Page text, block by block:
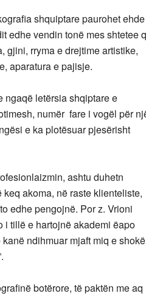
shquiptare paurohet ehde
edhe vendin tonë mes shtetee
gjini, rryma e drejtime artistike,
aparatura e pajisje.
ngaqë letërsia shqiptare e
numër fare i vogël për
e ka plotësuar pjesërisht
ashtu duhetn
akoma, në raste klienteliste,
edhe pengojnë. Por z. Vrioni
i tillë e hartojnë akademi ëapo
ndihmuar mjaft miq e
botërore, të paktën me aq